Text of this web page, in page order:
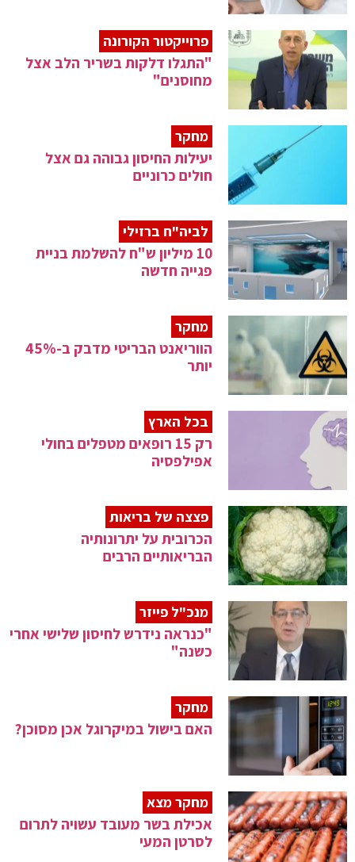
פרוייקטור הקורונה
"התגלו דלקות בשריר הלב אצל
מחוסנים"
מחקר
יעילות החיסון גבוהה גם אצל
חולים כרוניים
לביה"ח ברזילי
10 מיליון ש"ח להשלמת בניית
פגייה חדשה
מחקר
הווריאנט הבריטי מדבק ב-45%
יותר
בכל הארץ
רק 15 רופאים מטפלים בחולי
אפילפסיה
פצצה של בריאות
הכרובית על יתרונותיה
הבריאותיים הרבים
מנכ"ל פייזר
"כנראה נידרש לחיסון שלישי אחרי
כשנה"
מחקר
האם בישול במיקרוגל אכן מסוכן?
מחקר מצא
אכילת בשר מעובד עשויה לתרום
לסרטן המעי